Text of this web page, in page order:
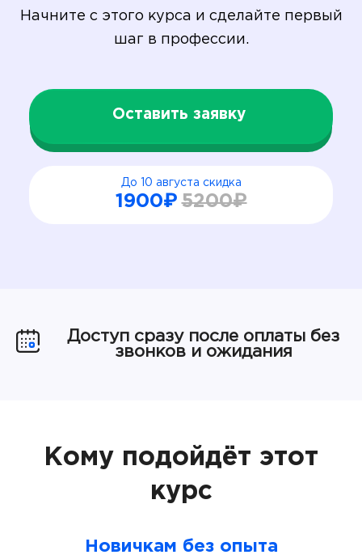
Начните с этого курса и сделайте первый
шаг в профессии.
Оставить заявку
До 10 августа скидка
1900₽ 5200₽
Доступ сразу после оплаты без
звонков и ожидания
Кому подойдёт этот
курс
Новичкам без опыта